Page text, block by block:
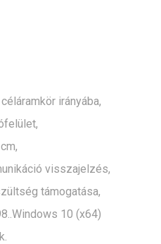
irányába,
visszajelzés,
támogatása,
10 (x64)